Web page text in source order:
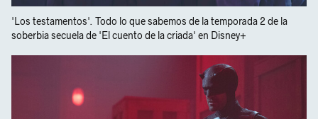
'Los testamentos'. Todo lo que sabemos de la temporada 2 de la
soberbia secuela de 'El cuento de la criada' en Disney+